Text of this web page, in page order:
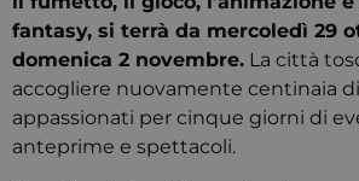
fantasy, si terrà da mercoledì 29
domenica 2 novembre. La città
accogliere nuovamente centinaia
appassionati per cinque giorni di
anteprime e spettacoli.